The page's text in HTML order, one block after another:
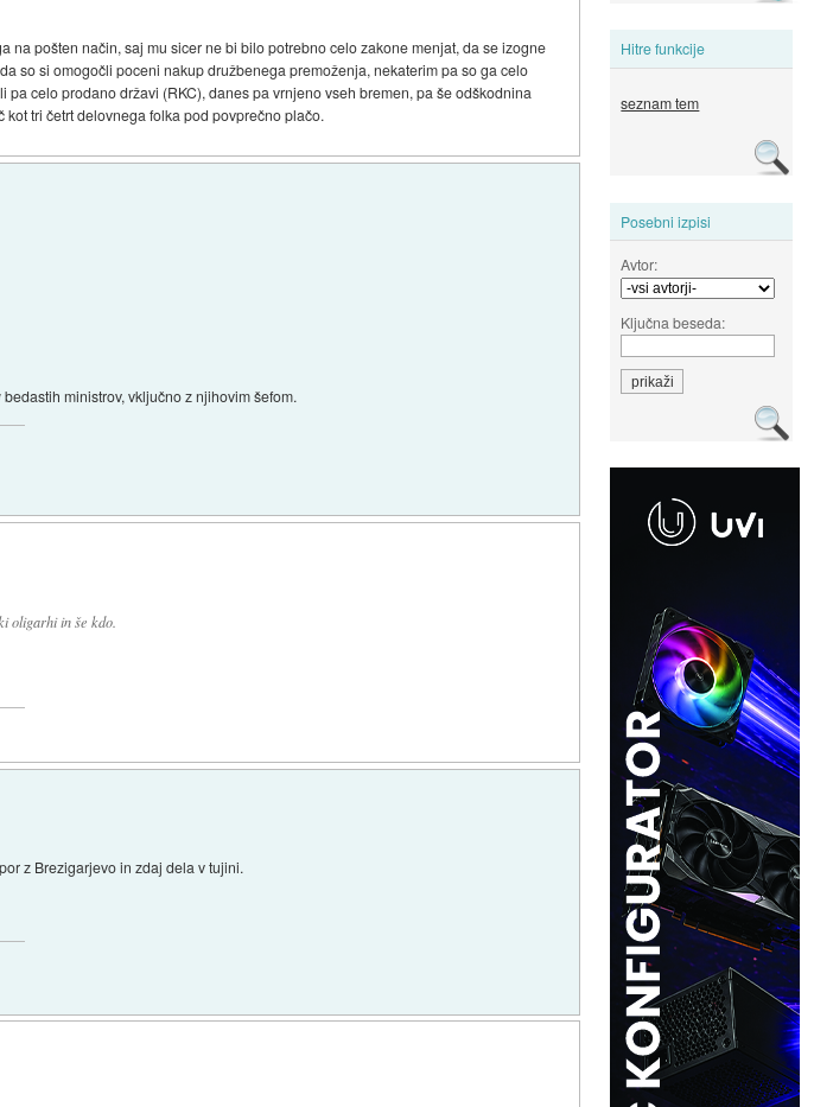
Hitre funkcije
seznam tem
Posebni izpisi
Avtor:
Ključna beseda:
pošten način, saj mu sicer ne bi bilo potrebno celo zakone menjat, da se izogne
so si omogočli poceni nakup družbenega premoženja, nekaterim pa so ga celo
celo prodano državi (RKC), danes pa vrnjeno vseh bremen, pa še odškodnina
tri četrt delovnega folka pod povprečno plačo.
ministrov, vključno z njihovim šefom.
oligarhi in še kdo.
z Brezigarjevo in zdaj dela v tujini.